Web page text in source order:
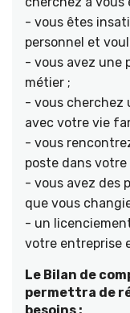
- vous êtes
personnel et
- vous avez une
métier ;
- vous cherchez
avec votre vie
- vous
poste dans votre
- vous avez des
que vous
- un
votre entreprise
Le Bilan de
permettra de
besoins :